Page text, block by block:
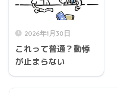
2026年1月30日
これって普通？動悸
が止まらない